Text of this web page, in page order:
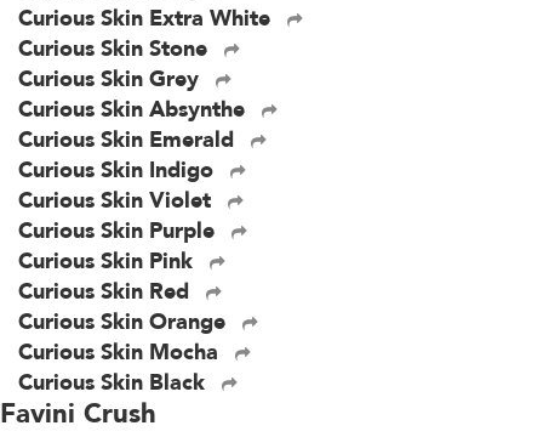
Curious Skin Extra White
Curious Skin Stone
Curious Skin Grey
Curious Skin Absynthe
Curious Skin Emerald
Curious Skin Indigo
Curious Skin Violet
Curious Skin Purple
Curious Skin Pink
Curious Skin Red
Curious Skin Orange
Curious Skin Mocha
Curious Skin Black
Favini Crush